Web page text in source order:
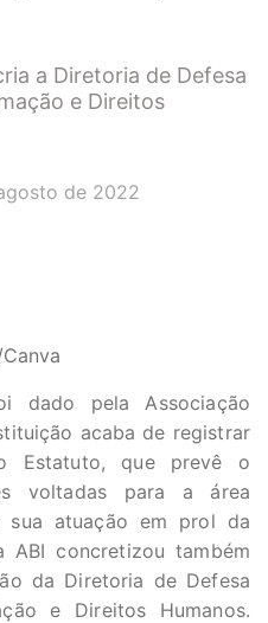
a Diretoria de Defesa
e Direitos
de 2022
dado pela Associação
acaba de registrar
Estatuto, que prevê o
voltadas para a área
sua atuação em prol da
ABI concretizou também
da Diretoria de Defesa
e Direitos Humanos.